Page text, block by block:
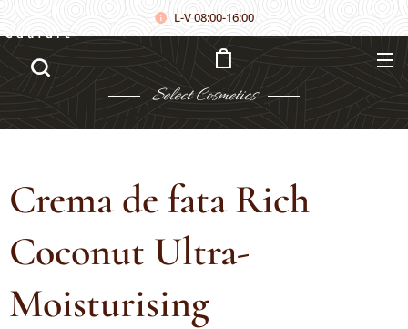
L-V 08:00-16:00
Select Cosmetics
Căutare
Crema de fata Rich
Coconut Ultra-
Moisturising